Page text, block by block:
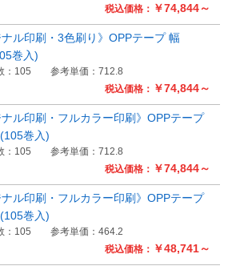
税込価格： ￥74,844～
税込価格： ￥74,844～
ナル印刷・3色刷り》OPPテープ 幅
巻入)
：105 参考単価：712.8
税込価格： ￥74,844～
ナル印刷・フルカラー印刷》OPPテープ
巻入)
：105 参考単価：712.8
税込価格： ￥48,741～
ナル印刷・フルカラー印刷》OPPテープ
巻入)
：105 参考単価：464.2